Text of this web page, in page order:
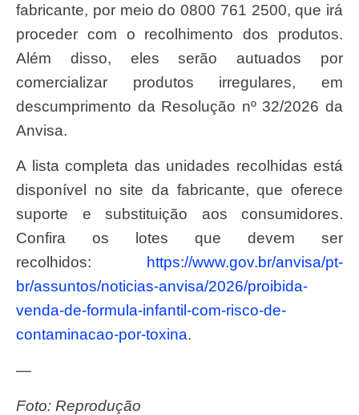
fabricante, por meio do 0800 761 2500, que irá
proceder com o recolhimento dos produtos.
Além disso, eles serão autuados por
comercializar produtos irregulares, em
descumprimento da Resolução nº 32/2026 da
Anvisa.
A lista completa das unidades recolhidas está
disponível no site da fabricante, que oferece
suporte e substituição aos consumidores.
Confira os lotes que devem ser
recolhidos:
https://www.gov.br/anvisa/pt-
br/assuntos/noticias-anvisa/2026/proibida-
venda-de-formula-infantil-com-risco-de-
contaminacao-por-toxina.
—
Foto: Reprodução